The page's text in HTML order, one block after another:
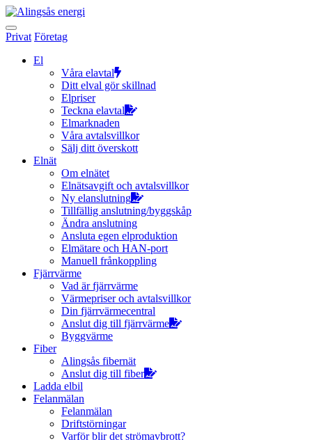
Hoppa
till
innehållet
Privat Företag
El
Våra elavtal
Ditt elval gör skillnad
Elpriser
Teckna elavtal
Elmarknaden
Våra avtalsvillkor
Sälj ditt överskott
Elnät
Om elnätet
Elnätsavgift och avtalsvillkor
Ny elanslutning
Tillfällig anslutning/byggskåp
Ändra anslutning
Ansluta egen elproduktion
Elmätare och HAN-port
Manuell frånkoppling
Fjärrvärme
Vad är fjärrvärme
Värmepriser och avtalsvillkor
Din fjärrvärmecentral
Anslut dig till fjärrvärme
Byggvärme
Fiber
Alingsås fibernät
Anslut dig till fiber
Ladda elbil
Felanmälan
Felanmälan
Driftstörningar
Varför blir det strömavbrott?